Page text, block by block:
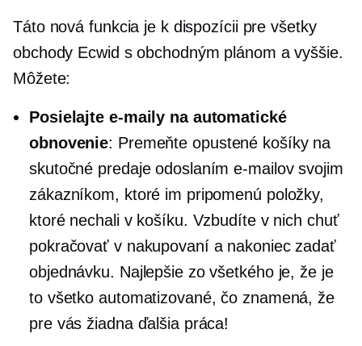
Táto nová funkcia je k dispozícii pre všetky
obchody Ecwid s obchodným plánom a vyššie.
Môžete:
Posielajte e-maily na automatické
obnovenie: Premeňte opustené košíky na
skutočné predaje odoslaním e-mailov svojim
zákazníkom, ktoré im pripomenú položky,
ktoré nechali v košíku. Vzbudíte v nich chuť
pokračovať v nakupovaní a nakoniec zadať
objednávku. Najlepšie zo všetkého je, že je
to všetko automatizované, čo znamená, že
pre vás žiadna ďalšia práca!